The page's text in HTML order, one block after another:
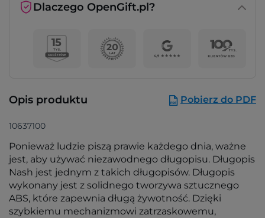
Dlaczego OpenGift.pl?
Opis produktu Pobierz do PDF
10637100
Ponieważ ludzie piszą prawie każdego dnia, ważne
jest, aby używać niezawodnego długopisu. Długopis
Nash jest jednym z takich długopisów. Długopis
wykonany jest z solidnego tworzywa sztucznego
ABS, które zapewnia długą żywotność. Dzięki
szybkiemu mechanizmowi zatrzaskowemu,